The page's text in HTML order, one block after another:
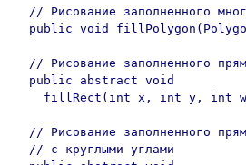
// Рисование заполненного
public void
// Рисование заполненного
  public abstract void
fillRect(int x, int y, int
// Рисование заполненного
  // с круглыми углами